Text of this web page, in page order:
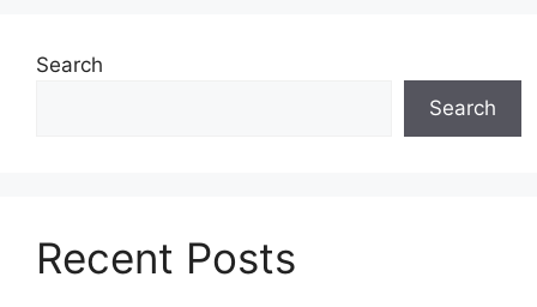
Search
Search
Recent Posts